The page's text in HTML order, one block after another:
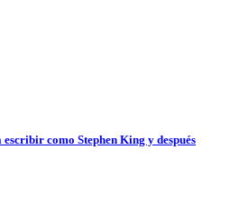
como Stephen King y después